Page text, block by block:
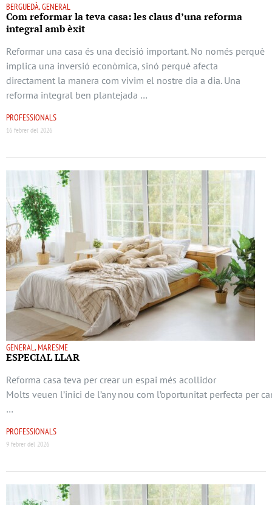
BERGUEDÀ, GENERAL
Com reformar la teva casa: les claus d’una reforma
integral amb èxit
Reformar una casa és una decisió important. No només perquè
implica una inversió econòmica, sinó perquè afecta
directament la manera com vivim el nostre dia a dia. Una
reforma integral ben plantejada …
PROFESSIONALS
16 febrer del 2026
GENERAL, MARESME
ESPECIAL LLAR
Reforma casa teva per crear un espai més acollidor
Molts veuen l’inici de l’any nou com l’oportunitat perfecta per
…
PROFESSIONALS
9 febrer del 2026